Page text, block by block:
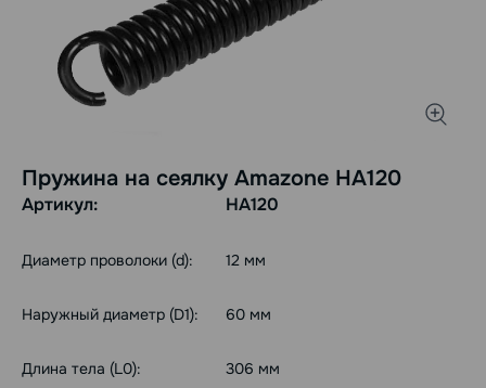
Пружина на сеялку Amazone HA120
Артикул: HA120
Диаметр проволоки (d): 12 мм
Наружный диаметр (D1): 60 мм
Длина тела (L0): 306 мм